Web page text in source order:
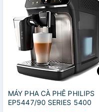
MÁY PHA CÀ PHÊ PHILIPS
EP5447/90 SERIES 5400